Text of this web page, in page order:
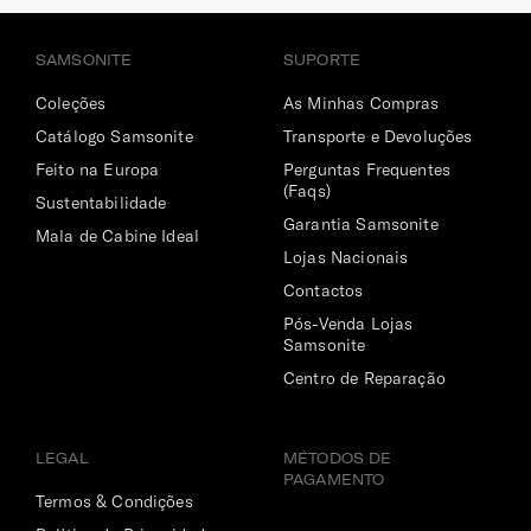
SAMSONITE
Coleções
Catálogo Samsonite
Feito na Europa
Sustentabilidade
Mala de Cabine Ideal
SUPORTE
As Minhas Compras
Transporte e Devoluções
Perguntas Frequentes
(Faqs)
Garantia Samsonite
Lojas Nacionais
Contactos
Pós-Venda Lojas
Samsonite
Centro de Reparação
LEGAL
Termos & Condições
MÉTODOS DE
PAGAMENTO